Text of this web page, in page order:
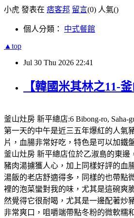
小虎 發表在 痞客邦 留言(0) 人氣()
個人分類： 中式餐館
▲top
Jul 30 Thu 2026 22:41
【韓國米其林之11-
釜山灶房 新平總店:6 Bibong-ro,
第一天的中午是近三五年爆紅的人氣
片，血腸非常好吃，特色是可以加鐵
釜山灶房 新平總店位於乙淑島的東邊
豬肉湯擄獲人心，加上同樣好評的血
湯飯的老店舒適得多，同樣的也帶點
裡的泡菜蠻對我的味，尤其是這碗爽
然覺得它很耐喝，尤其是一邊配著炒
非常爽口，咀嚼端帶點冬粉的微軟糯